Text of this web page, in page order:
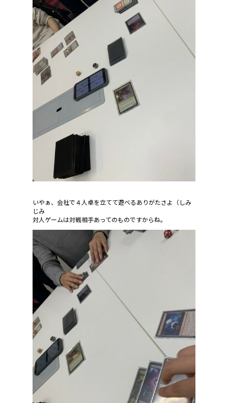
いやぁ、会社で４人卓を立てて遊べるありがたさよ（しみ
じみ
対人ゲームは対戦相手あってのものですからね。